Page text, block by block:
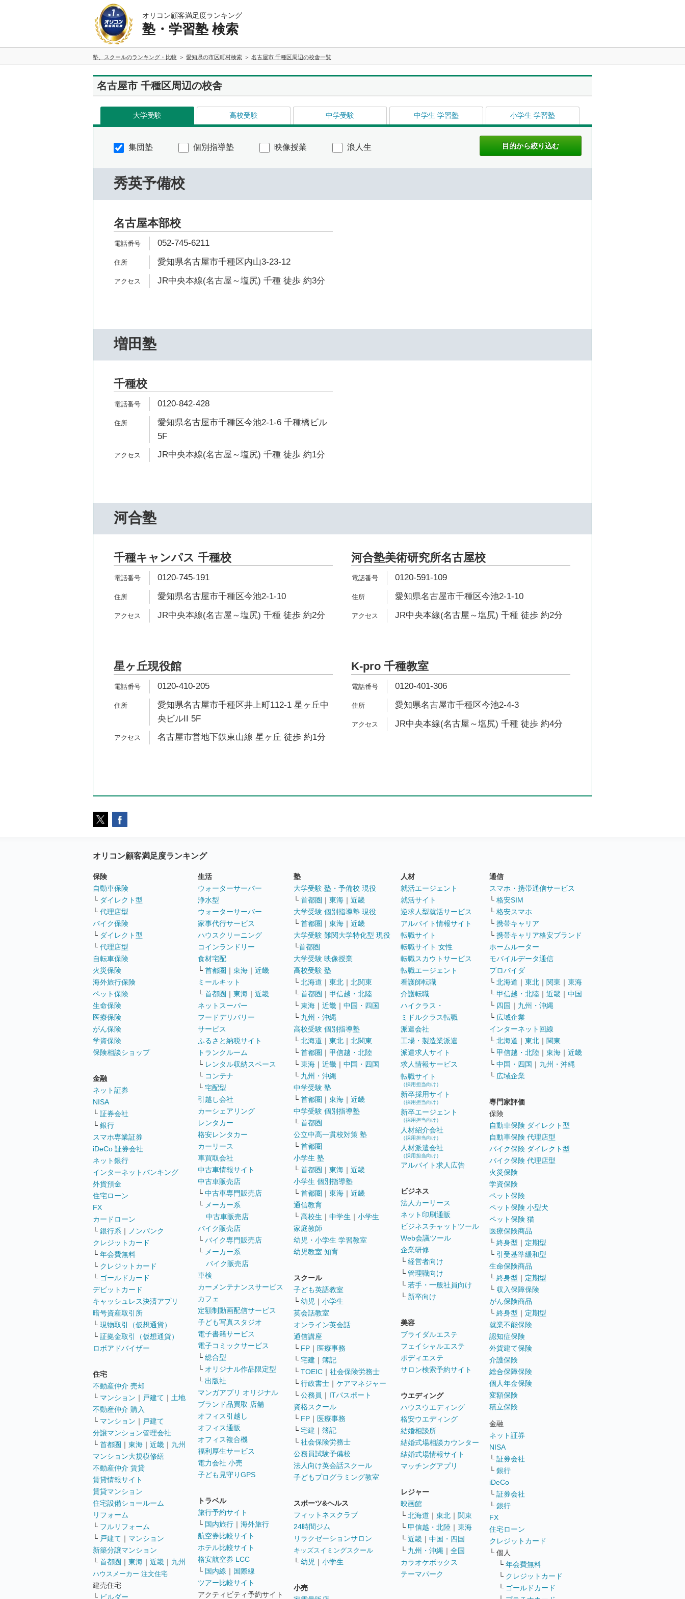
オリコン顧客満足度ランキング
塾・学習塾 検索
塾、スクールのランキング・比較 愛知県の市区町村検索 名古屋市 千種区周辺の校舎一覧
名古屋市 千種区周辺の校舎
大学受験 高校受験 中学受験 中学生 学習塾 小学生 学習塾
集団塾 個別指導塾 映像授業 浪人生
秀英予備校
名古屋本部校
052-745-6211
愛知県名古屋市千種区内山3-23-12
JR中央本線(名古屋～塩尻) 千種 徒歩 約3分
増田塾
千種校
0120-842-428
愛知県名古屋市千種区今池2-1-6 千種橋ビル
5F
JR中央本線(名古屋～塩尻) 千種 徒歩 約1分
河合塾
千種キャンパス 千種校
0120-745-191
愛知県名古屋市千種区今池2-1-10
JR中央本線(名古屋～塩尻) 千種 徒歩 約2分
河合塾美術研究所名古屋校
0120-591-109
愛知県名古屋市千種区今池2-1-10
JR中央本線(名古屋～塩尻) 千種 徒歩 約2分
星ヶ丘現役館
0120-410-205
愛知県名古屋市千種区井上町112-1 星ヶ丘中
央ビルII 5F
名古屋市営地下鉄東山線 星ヶ丘 徒歩 約1分
K-pro 千種教室
0120-401-306
愛知県名古屋市千種区今池2-4-3
JR中央本線(名古屋～塩尻) 千種 徒歩 約4分
オリコン顧客満足度ランキング
保険
自動車保険
└ ダイレクト型
└ 代理店型
バイク保険
└ ダイレクト型
└ 代理店型
自転車保険
火災保険
海外旅行保険
ペット保険
生命保険
医療保険
がん保険
学資保険
保険相談ショップ
金融
ネット証券
NISA
└ 証券会社
└ 銀行
スマホ専業証券
iDeCo 証券会社
ネット銀行
インターネットバンキング
外貨預金
住宅ローン
FX
カードローン
└ 銀行系 ｜
ノンバンク
クレジットカード
└ 年会費無料
└ クレジットカード
└ ゴールドカード
デビットカード
キャッシュレス決済アプリ
暗号資産取引所
└ 現物取引（仮想通貨）
└ 証拠金取引（仮想通貨）
ロボアドバイザー
住宅
不動産仲介 売却
└ マンション ｜ 戸建て ｜ 土地
不動産仲介 購入
└ マンション ｜ 戸建て
分譲マンション管理会社
└ 首都圏 ｜ 東海 ｜ 近畿 ｜ 九州
マンション大規模修繕
不動産仲介 賃貸
賃貸情報サイト
賃貸マンション
住宅設備ショールーム
リフォーム
└ フルリフォーム
└ 戸建て ｜ マンション
新築分譲マンション
└ 首都圏 ｜ 東海 ｜ 近畿 ｜ 九州
ハウスメーカー 注文住宅
建売住宅
└ ビルダー
生活
ウォーターサーバー
浄水型
ウォーターサーバー
家事代行サービス
ハウスクリーニング
コインランドリー
食材宅配
└ 首都圏 ｜ 東海 ｜ 近畿
ミールキット
└ 首都圏 ｜ 東海 ｜ 近畿
ネットスーパー
フードデリバリー
サービス
ふるさと納税サイト
トランクルーム
└ レンタル収納スペース
└ コンテナ
└ 宅配型
引越し会社
カーシェアリング
レンタカー
格安レンタカー
カーリース
車買取会社
中古車情報サイト
中古車販売店
└ 中古車専門販売店
└ メーカー系
中古車販売店
バイク販売店
└ バイク専門販売店
└ メーカー系
バイク販売店
車検
カーメンテナンスサービス
カフェ
定額制動画配信サービス
子ども写真スタジオ
電子書籍サービス
電子コミックサービス
└ 総合型
└ オリジナル作品限定型
└ 出版社
マンガアプリ オリジナル
ブランド品買取 店舗
オフィス引越し
オフィス通販
オフィス複合機
福利厚生サービス
電力会社 小売
子ども見守りGPS
トラベル
旅行予約サイト
└ 国内旅行 ｜ 海外旅行
航空券比較サイト
ホテル比較サイト
格安航空券 LCC
└ 国内線 ｜ 国際線
ツアー比較サイト
アクティビティ予約サイト
塾
大学受験 塾・予備校 現役
└ 首都圏 ｜ 東海 ｜ 近畿
大学受験 個別指導塾 現役
└ 首都圏 ｜ 東海 ｜ 近畿
大学受験 難関大学特化型 現役
└首都圏
大学受験 映像授業
高校受験 塾
└ 北海道 ｜ 東北 ｜ 北関東
└ 首都圏 ｜ 甲信越・北陸
└ 東海 ｜ 近畿 ｜ 中国・四国
└ 九州・沖縄
高校受験 個別指導塾
└ 北海道 ｜ 東北 ｜ 北関東
└ 首都圏 ｜ 甲信越・北陸
└ 東海 ｜ 近畿 ｜ 中国・四国
└ 九州・沖縄
中学受験 塾
└ 首都圏 ｜ 東海 ｜ 近畿
中学受験 個別指導塾
└ 首都圏
公立中高一貫校対策 塾
└ 首都圏
小学生 塾
└ 首都圏 ｜ 東海 ｜ 近畿
小学生 個別指導塾
└ 首都圏 ｜ 東海 ｜ 近畿
通信教育
└ 高校生 ｜ 中学生 ｜ 小学生
家庭教師
幼児・小学生 学習教室
幼児教室 知育
スクール
子ども英語教室
└ 幼児 ｜ 小学生
英会話教室
オンライン英会話
通信講座
└ FP ｜ 医療事務
└ 宅建 ｜ 簿記
└ TOEIC ｜ 社会保険労務士
└ 行政書士 ｜ ケアマネジャー
└ 公務員 ｜ ITパスポート
資格スクール
└ FP ｜ 医療事務
└ 宅建 ｜ 簿記
└ 社会保険労務士
公務員試験予備校
法人向け英会話スクール
子どもプログラミング教室
スポーツ&ヘルス
フィットネスクラブ
24時間ジム
リラクゼーションサロン
キッズスイミングスクール
└ 幼児 ｜ 小学生
小売
人材
就活エージェント
就活サイト
逆求人型就活サービス
アルバイト情報サイト
転職サイト
転職サイト 女性
転職スカウトサービス
転職エージェント
看護師転職
介護転職
ハイクラス・
ミドルクラス転職
派遣会社
工場・製造業派遣
派遣求人サイト
求人情報サービス
転職サイト
（採用担当向け）
新卒採用サイト
（採用担当向け）
新卒エージェント
（採用担当向け）
人材紹介会社
（採用担当向け）
人材派遣会社
（採用担当向け）
アルバイト求人広告
ビジネス
法人カーリース
ネット印刷通販
ビジネスチャットツール
Web会議ツール
企業研修
└ 経営者向け
└ 管理職向け
└ 若手・一般社員向け
└ 新卒向け
美容
ブライダルエステ
フェイシャルエステ
ボディエステ
サロン検索予約サイト
ウエディング
ハウスウエディング
格安ウエディング
結婚相談所
結婚式場相談カウンター
結婚式場情報サイト
マッチングアプリ
レジャー
映画館
└ 北海道 ｜ 東北 ｜ 関東
└ 甲信越・北陸 ｜ 東海
└ 近畿 ｜ 中国・四国
└ 九州・沖縄 ｜ 全国
カラオケボックス
テーマパーク
通信
スマホ・携帯通信サービス
└ 格安SIM
└ 格安スマホ
└ 携帯キャリア
└ 携帯キャリア格安ブランド
ホームルーター
モバイルデータ通信
プロバイダ
└ 北海道 ｜ 東北 ｜ 関東 ｜ 東海
└ 甲信越・北陸 ｜ 近畿 ｜ 中国
└ 四国 ｜ 九州・沖縄
└ 広域企業
インターネット回線
└ 北海道 ｜ 東北 ｜ 関東
└ 甲信越・北陸 ｜ 東海 ｜ 近畿
└ 中国・四国 ｜ 九州・沖縄
└ 広域企業
専門家評価
保険
自動車保険 ダイレクト型
自動車保険 代理店型
バイク保険 ダイレクト型
バイク保険 代理店型
火災保険
学資保険
ペット保険
ペット保険 小型犬
ペット保険 猫
医療保険商品
└ 終身型 ｜ 定期型
└ 引受基準緩和型
生命保険商品
└ 終身型 ｜ 定期型
└ 収入保障保険
がん保険商品
└ 終身型 ｜ 定期型
就業不能保険
認知症保険
外貨建て保険
介護保険
総合保障保険
個人年金保険
変額保険
積立保険
金融
ネット証券
NISA
└ 証券会社
└ 銀行
iDeCo
└ 証券会社
└ 銀行
FX
住宅ローン
クレジットカード
└ 個人
└ 年会費無料
└ クレジットカード
└ ゴールドカード